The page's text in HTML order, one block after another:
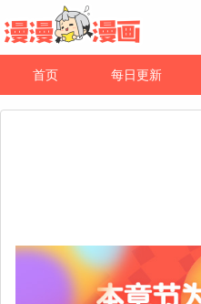
首页 每日更新